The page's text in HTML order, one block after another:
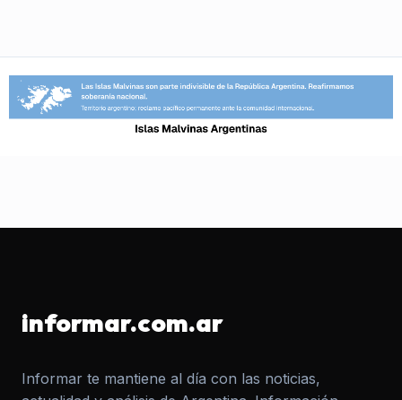
informar.com.ar
Informar te mantiene al día con las noticias,